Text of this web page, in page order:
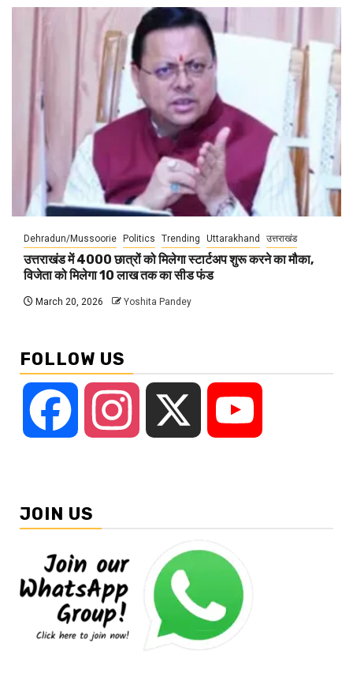
Dehradun/Mussoorie Politics Trending Uttarakhand उत्तराखंड
उत्तराखंड में 4000 छात्रों को मिलेगा स्टार्टअप शुरू करने का मौका,
विजेता को मिलेगा 10 लाख तक का सीड फंड
March 20, 2026 Yoshita Pandey
FOLLOW US
Facebook Instagram
JOIN US